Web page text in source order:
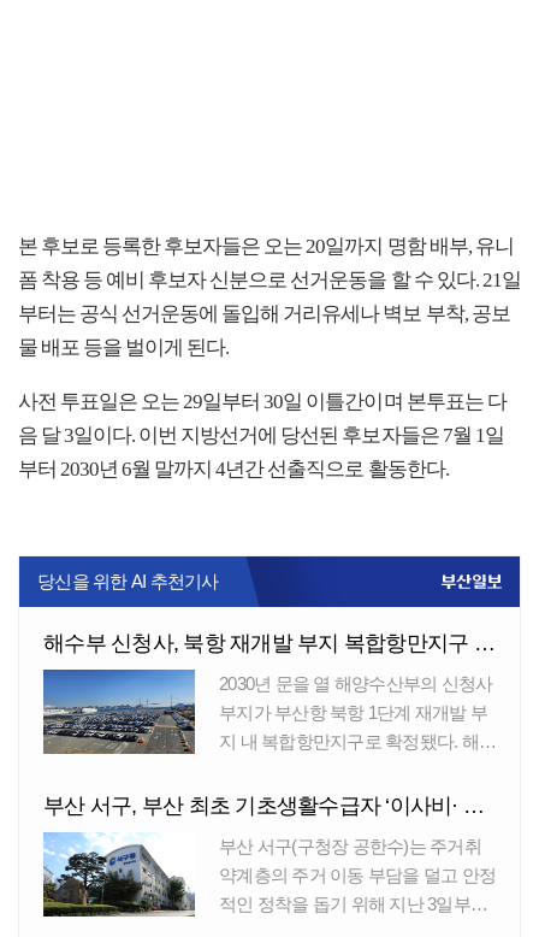
본 후보로 등록한 후보자들은 오는 20일까지 명함 배부, 유니
폼 착용 등 예비 후보자 신분으로 선거운동을 할 수 있다. 21일
부터는 공식 선거운동에 돌입해 거리유세나 벽보 부착, 공보
물 배포 등을 벌이게 된다.
사전 투표일은 오는 29일부터 30일 이틀간이며 본투표는 다
음 달 3일이다. 이번 지방선거에 당선된 후보자들은 7월 1일
부터 2030년 6월 말까지 4년간 선출직으로 활동한다.